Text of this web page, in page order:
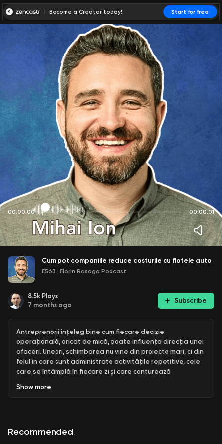
Become a Creator today! Start for free
00:00:00 00:00:01
Cum pot companiile reduce costurile cu flotele auto
E563 · Florin Rosoga Podcast
8.5k Plays
7 months ago
Subscribe
Antreprenorii înțeleg bine cum fiecare decizie
operațională, oricât de mică, poate influența direcția unei
afaceri. Uneori, schimbarea nu vine din proiecte mari, ci din
felul în care sunt administrate activitățile repetitive, cele
care se întâmplă în fiecare zi și care conturează
tot mai rapidă. A văzut atât momentele în care costurile
Show more
Recommended